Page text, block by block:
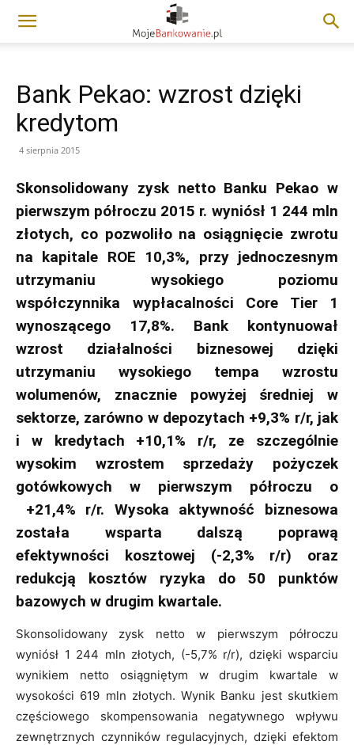
Bank Pekao: wzrost dzięki
kredytom
4 sierpnia 2015
Skonsolidowany zysk netto Banku Pekao w
pierwszym półroczu 2015 r. wyniósł 1 244 mln
złotych, co pozwoliło na osiągnięcie zwrotu
na kapitale ROE 10,3%, przy jednoczesnym
utrzymaniu wysokiego poziomu
współczynnika wypłacalności Core Tier 1
wynoszącego 17,8%. Bank kontynuował
wzrost działalności biznesowej dzięki
utrzymaniu wysokiego tempa wzrostu
wolumenów, znacznie powyżej średniej w
sektorze, zarówno w depozytach +9,3% r/r, jak
i w kredytach +10,1% r/r, ze szczególnie
wysokim wzrostem sprzedaży pożyczek
gotówkowych w pierwszym półroczu o
+21,4% r/r. Wysoka aktywność biznesowa
została wsparta dalszą poprawą
efektywności kosztowej (-2,3% r/r) oraz
redukcją kosztów ryzyka do 50 punktów
bazowych w drugim kwartale.
Skonsolidowany zysk netto w pierwszym półroczu
wyniósł 1 244 mln złotych, (-5,7% r/r), dzięki wsparciu
wynikiem netto osiągniętym w drugim kwartale w
wysokości 619 mln złotych. Wynik Banku jest skutkiem
częściowego skompensowania negatywnego wpływu
zewnętrznych czynników regulacyjnych, dzięki efektom